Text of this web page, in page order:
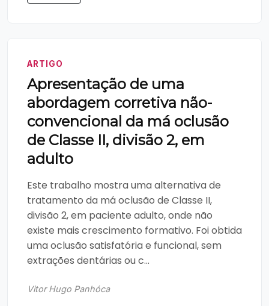
ARTIGO
Apresentação de uma
abordagem corretiva não-
convencional da má oclusão
de Classe II, divisão 2, em
adulto
Este trabalho mostra uma alternativa de
tratamento da má oclusão de Classe II,
divisão 2, em paciente adulto, onde não
existe mais crescimento formativo. Foi obtida
uma oclusão satisfatória e funcional, sem
extrações dentárias ou c...
Vitor Hugo Panhóca